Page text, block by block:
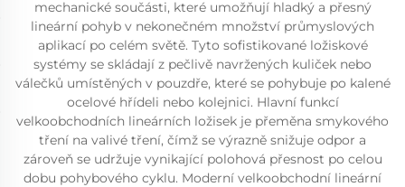
mechanické součásti, které umožňují hladký a přesný
lineární pohyb v nekonečném množství průmyslových
aplikací po celém světě. Tyto sofistikované ložiskové
systémy se skládají z pečlivě navržených kuliček nebo
válečků umístěných v pouzdře, které se pohybuje po kalené
ocelové hřídeli nebo kolejnici. Hlavní funkcí
velkoobchodních lineárních ložisek je přeměna smykového
tření na valivé tření, čímž se výrazně snižuje odpor a
zároveň se udržuje vynikající polohová přesnost po celou
dobu pohybového cyklu. Moderní velkoobchodní lineární